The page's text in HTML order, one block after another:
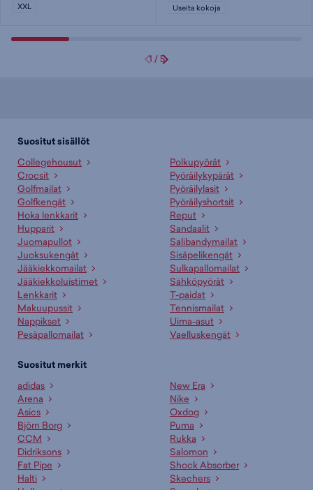
XXL Useita kokoja
1 /5
Suositut sisällöt
Collegehousut
Crocsit
Golfmailat
Golfkengät
Hoka lenkkarit
Hupparit
Juomapullot
Juoksukengät
Jääkiekkomailat
Jääkiekkoluistimet
Lenkkarit
Makuupussit
Nappikset
Pesäpallomailat
Polkupyörät
Pyöräilykypärät
Pyöräilylasit
Pyöräilyshortsit
Reput
Sandaalit
Salibandymailat
Sisäpelikengät
Sulkapallomailat
Sähköpyörät
T-paidat
Tennismailat
Uima-asut
Vaelluskengät
Suositut merkit
adidas
Arena
Asics
Björn Borg
CCM
Didriksons
Fat Pipe
Halti
New Era
Nike
Oxdog
Puma
Rukka
Salomon
Shock Absorber
Skechers